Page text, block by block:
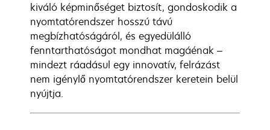
kiváló képminőséget biztosít, gondoskodik a
nyomtatórendszer hosszú távú
megbízhatóságáról, és egyedülálló
fenntarthatóságot mondhat magáénak –
mindezt ráadásul egy innovatív, felrázást
nem igénylő nyomtatórendszer keretein belül
nyújtja.